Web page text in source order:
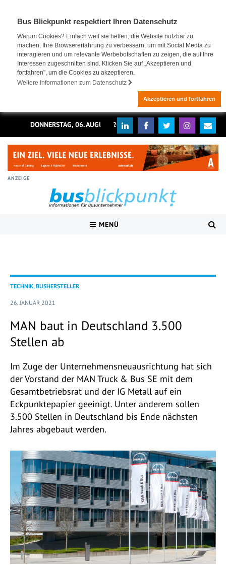
Bus Blickpunkt respektiert Ihren Datenschutz
Warum Cookies? Einfach weil sie helfen, die Website nutzbar zu
machen, Ihre Browsererfahrung zu verbessern, um mit Social Media zu
interagieren und um relevante Werbebotschaften zu zeigen, die auf Ihre
Interessen zugeschnitten sind. Klicken Sie auf „Akzeptieren und
fortfahren", um die Cookies zu akzeptieren.
Weitere Informationen zum Datenschutz
Akzeptieren und fortfahren
DONNERSTAG, 06. AUGUST 2026
ANZEIGE
MENÜ
TECHNIK, BUSHERSTELLER
26. JANUAR 2021
MAN baut in Deutschland 3.500
Stellen ab
Im Zuge der Unternehmensneuausrichtung hat sich
der Vorstand der MAN Truck & Bus SE mit dem
Gesamtbetriebsrat und der IG Metall auf ein
Eckpunktepapier geeinigt. Unter anderem sollen
3.500 Stellen in Deutschland bis Ende nächsten
Jahres abgebaut werden.